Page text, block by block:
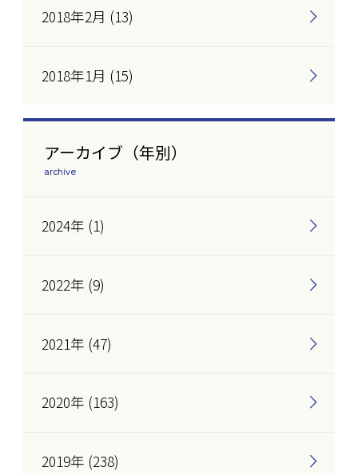
2018年2月 (13)
2018年1月 (15)
アーカイブ（年別）
archive
2024年 (1)
2022年 (9)
2021年 (47)
2020年 (163)
2019年 (238)